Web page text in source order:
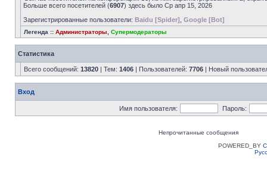
Больше всего посетителей (6907) здесь было Ср апр 15, 2026
Зарегистрированные пользователи: Baidu [Spider] Google [Bot]
Легенда :: Администраторы Супермодераторы
Статистика
Всего сообщений: 13820 | Тем: 1406 | Пользователей: 7706 | Новый
Вход
Имя пользователя: Пароль:
Непрочитанные сообщения
POWERED_BY